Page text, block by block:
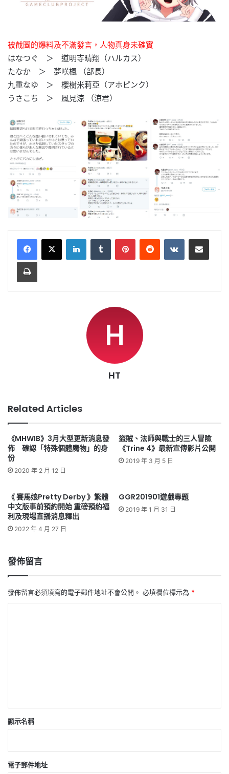
被截圖的爆料及不滿發言，人物真身未確實
はなつぐ ＞ 道明寺晴翔（ハルカス）
たなか ＞ 夢咲楓 （部長）
九重なゆ ＞ 櫻樹米莉亞（アホピンク）
うさこち ＞ 風見涼 （涼君）
LinkedInTumblr PinterestReddit VKontakteShare via Email
Print
HT
Related Articles
《MHWIB》3月大型更新消息發
佈 確認「特殊個體魔物」的身
份
2020 年 2 月 12 日
盜賊、法師與戰士的三人冒險
《Trine 4》最新宣傳影片公開
2019 年 3 月 5 日
《 賽馬娘Pretty Derby 》繁體
中文版事前預約開始 重磅預約福
利及現場直播消息釋出
2022 年 4 月 27 日
GGR201901遊戲專題
2019 年 1 月 31 日
發佈留言
發佈留言必須填寫的電子郵件地址不會公開。 必填欄位標示為 *
顯示名稱
電子郵件地址